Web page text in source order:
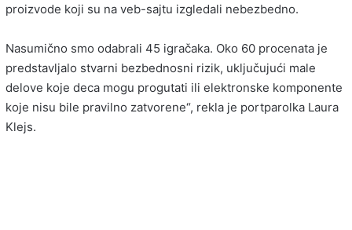
proizvode koji su na veb-sajtu izgledali nebezbedno.
Nasumično smo odabrali 45 igračaka. Oko 60 procenata je
predstavljalo stvarni bezbednosni rizik, uključujući male
delove koje deca mogu progutati ili elektronske komponente
koje nisu bile pravilno zatvorene“, rekla je portparolka Laura
Klejs.